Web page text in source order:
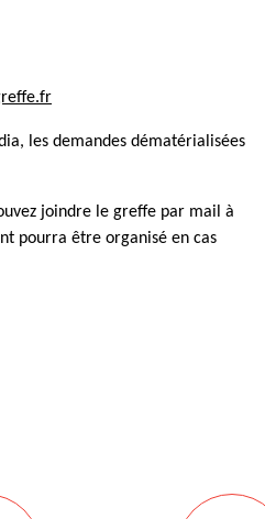
les demandes dématérialisées
joindre le greffe par mail à
pourra être organisé en cas